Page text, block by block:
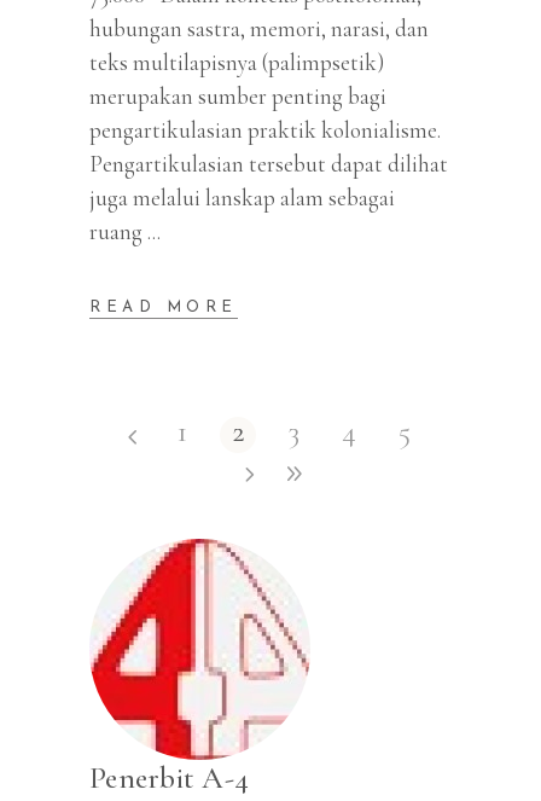
hubungan sastra, memori, narasi, dan
teks multilapisnya (palimpsetik)
merupakan sumber penting bagi
pengartikulasian praktik kolonialisme.
Pengartikulasian tersebut dapat dilihat
juga melalui lanskap alam sebagai
ruang
READ MORE
1 2 3 4 5
Penerbit A-4